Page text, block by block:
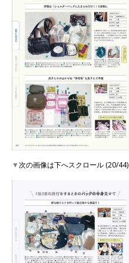
▼次の画像は下へスクロール (20/44)